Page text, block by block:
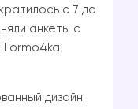
с 7 до
анкеты с
Formo4ka
дизайн